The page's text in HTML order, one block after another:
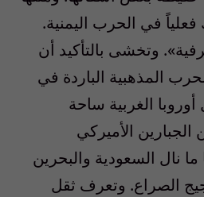
في الحرب اليمنية.
وتخشى بالتأكيد أن
المذهبية الباردة في
أوروبا الغربية ساحة
الجبارين الأميركي
ما نال السعودية والبحرين
الصراع. وتعرف ثقل